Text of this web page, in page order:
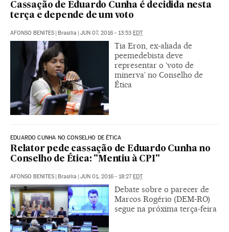
Cassação de Eduardo Cunha é decidida nesta
terça e depende de um voto
AFONSO BENITES | Brasilia | JUN 07, 2016 - 13:53 EDT
Tia Eron, ex-aliada de
peemedebista deve
representar o ‘voto de
minerva’ no Conselho de
Ética
EDUARDO CUNHA NO CONSELHO DE ÉTICA
Relator pede cassação de Eduardo Cunha no
Conselho de Ética: "Mentiu à CPI"
AFONSO BENITES | Brasilia | JUN 01, 2016 - 18:27EDT
Debate sobre o parecer de
Marcos Rogério (DEM-RO)
segue na próxima terça-feira